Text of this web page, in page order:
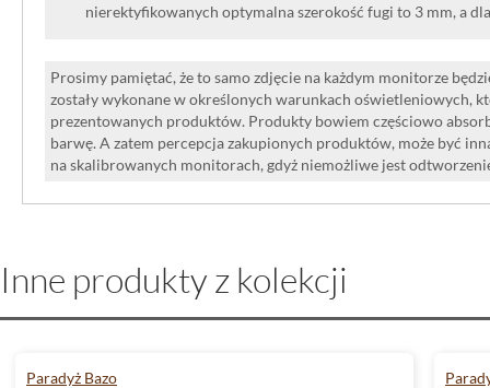
nierektyfikowanych optymalna szerokość fugi to 3 mm, a
Prosimy pamiętać, że to samo zdjęcie na każdym monitorze
zostały wykonane w określonych warunkach oświetleniowych,
prezentowanych produktów. Produkty bowiem częściowo
barwę. A zatem percepcja zakupionych produktów, może być
na skalibrowanych monitorach, gdyż niemożliwe jest
Inne produkty z kolekcji
Paradyż Bazo